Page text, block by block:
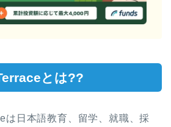
とは??
は日本語教育、留学、就職、採